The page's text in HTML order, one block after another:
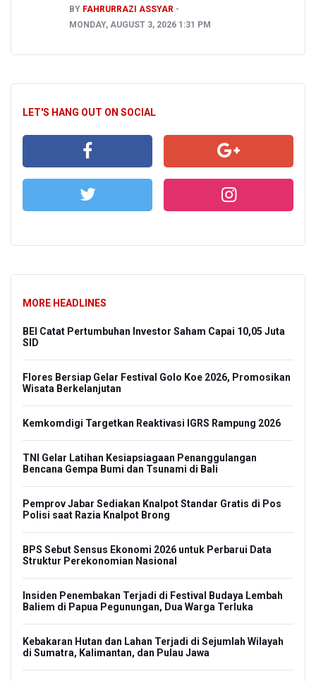
BY FAHRURRAZI ASSYAR
MONDAY, AUGUST 3, 2026 1:31 PM
LET'S HANG OUT ON SOCIAL
MORE HEADLINES
BEI Catat Pertumbuhan Investor Saham Capai 10,05 Juta
SID
Flores Bersiap Gelar Festival Golo Koe 2026, Promosikan
Wisata Berkelanjutan
Kemkomdigi Targetkan Reaktivasi IGRS Rampung 2026
TNI Gelar Latihan Kesiapsiagaan Penanggulangan
Bencana Gempa Bumi dan Tsunami di Bali
Pemprov Jabar Sediakan Knalpot Standar Gratis di Pos
Polisi saat Razia Knalpot Brong
BPS Sebut Sensus Ekonomi 2026 untuk Perbarui Data
Struktur Perekonomian Nasional
Insiden Penembakan Terjadi di Festival Budaya Lembah
Baliem di Papua Pegunungan, Dua Warga Terluka
Kebakaran Hutan dan Lahan Terjadi di Sejumlah Wilayah
di Sumatra, Kalimantan, dan Pulau Jawa